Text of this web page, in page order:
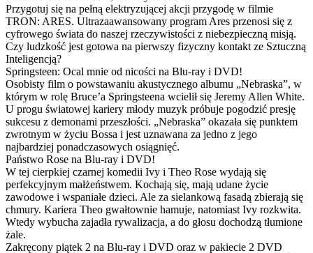
Przygotuj się na pełną elektryzującej akcji przygodę w filmie
TRON: ARES. Ultrazaawansowany program Ares przenosi się z
cyfrowego świata do naszej rzeczywistości z niebezpieczną misją.
Czy ludzkość jest gotowa na pierwszy fizyczny kontakt ze Sztuczną
Inteligencją?
Springsteen: Ocal mnie od nicości na Blu-ray i DVD!
Osobisty film o powstawaniu akustycznego albumu „Nebraska”, w
którym w rolę Bruce’a Springsteena wcielił się Jeremy Allen White.
U progu światowej kariery młody muzyk próbuje pogodzić presję
sukcesu z demonami przeszłości. „Nebraska” okazała się punktem
zwrotnym w życiu Bossa i jest uznawana za jedno z jego
najbardziej ponadczasowych osiągnięć.
Państwo Rose na Blu-ray i DVD!
W tej cierpkiej czarnej komedii Ivy i Theo Rose wydają się
perfekcyjnym małżeństwem. Kochają się, mają udane życie
zawodowe i wspaniałe dzieci. Ale za sielankową fasadą zbierają się
chmury. Kariera Theo gwałtownie hamuje, natomiast Ivy rozkwita.
Wtedy wybucha zajadła rywalizacja, a do głosu dochodzą tłumione
żale.
Zakręcony piątek 2 na Blu-ray i DVD oraz w pakiecie 2 DVD